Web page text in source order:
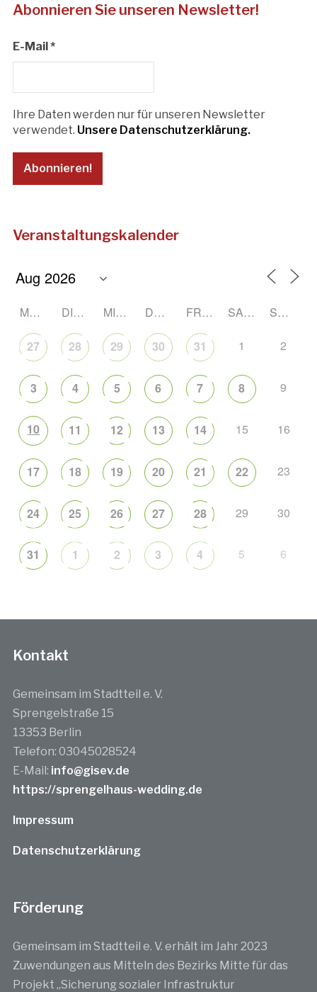
Abonnieren Sie unseren Newsletter!
E-Mail*
Ihre Daten werden nur für unseren Newsletter
verwendet. Unsere Datenschutzerklärung.
Veranstaltungskalender
MONTAG DIENSTAG MITTWOCH DONNERSTAG FREITAG SAMSTAG SONNTAG
27 28 29 30 31 1 2
3 4 5 6 7 8 9
10 11 12 13 14 15 16
17 18 19 20 21 22 23
24 25 26 27 28 29 30
31 1 2 3 4 5 6
Kontakt
Gemeinsam im Stadtteil e. V.
Sprengelstraße 15
13353 Berlin
Telefon: 03045028524
E-Mail: info@gisev.de
https://sprengelhaus-wedding.de
Impressum
Datenschutzerklärung
Förderung
Gemeinsam im Stadtteil e. V. erhält im Jahr 2023
Zuwendungen aus Mitteln des Bezirks Mitte für das
Projekt „Sicherung sozialer Infrastruktur